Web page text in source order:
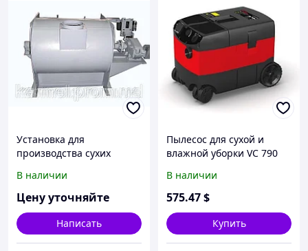
Установка для
производства сухих
В наличии
Цену уточняйте
Написать
Пылесос для сухой и
влажной уборки VC 790
В наличии
575.47$
Купить